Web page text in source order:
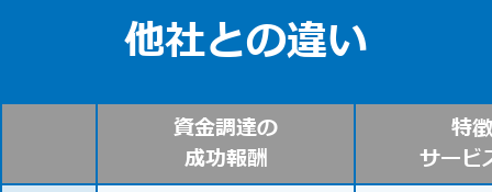
他社との違い
資金調達の
成功報酬
特
サービ